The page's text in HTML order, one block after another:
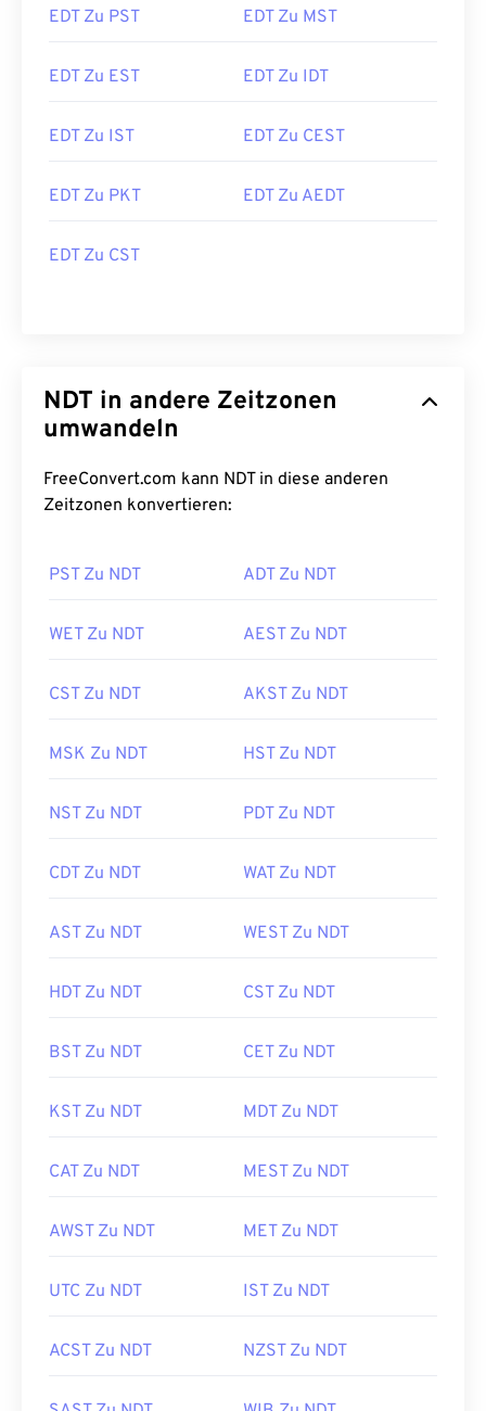
EDT Zu PST EDT Zu MST
EDT Zu EST EDT Zu IDT
EDT Zu IST EDT Zu CEST
EDT Zu PKT EDT Zu AEDT
EDT Zu CST
NDT in andere Zeitzonen
umwandeln
FreeConvert.com kann NDT in diese anderen
Zeitzonen konvertieren:
PST Zu NDT ADT Zu NDT
WET Zu NDT AEST Zu NDT
CST Zu NDT AKST Zu NDT
MSK Zu NDT HST Zu NDT
NST Zu NDT PDT Zu NDT
CDT Zu NDT WAT Zu NDT
AST Zu NDT WEST Zu NDT
HDT Zu NDT CST Zu NDT
BST Zu NDT CET Zu NDT
KST Zu NDT MDT Zu NDT
CAT Zu NDT MEST Zu NDT
AWST Zu NDT MET Zu NDT
UTC Zu NDT IST Zu NDT
ACST Zu NDT NZST Zu NDT